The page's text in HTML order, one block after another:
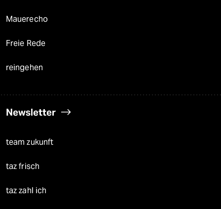
Mauerecho
Freie Rede
reingehen
Newsletter
team zukunft
taz frisch
taz zahl ich